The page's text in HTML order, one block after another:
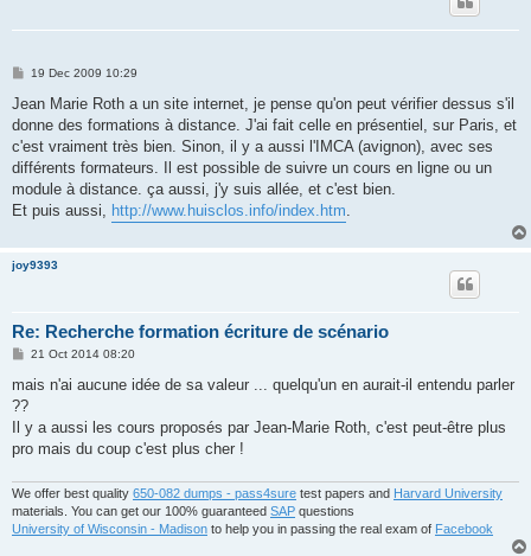
P
s
19 Dec 2009 10:29
Jean Marie Roth a un site internet, je pense qu'on peut vérifier dessus s'il
donne des formations à distance. J'ai fait celle en présentiel, sur Paris, et
c'est vraiment très bien. Sinon, il y a aussi l'IMCA (avignon), avec ses
différents formateurs. Il est possible de suivre un cours en ligne ou un
module à distance. ça aussi, j'y suis allée, et c'est bien.
Et puis aussi, http://www.huisclos.info/index.htm
joy9393
Re: Recherche formation écriture de scénario
P
s
21 Oct 2014 08:20
mais n'ai aucune idée de sa valeur ... quelqu'un en aurait-il entendu parler
??
Il y a aussi les cours proposés par Jean-Marie Roth, c'est peut-être plus
pro mais du coup c'est plus cher !
We offer best quality 650-082 dumps - pass4sure test papers and Harvard University
materials. You can get our 100% guaranteed SAP questions
University of Wisconsin - Madison to help you in passing the real exam of Facebook